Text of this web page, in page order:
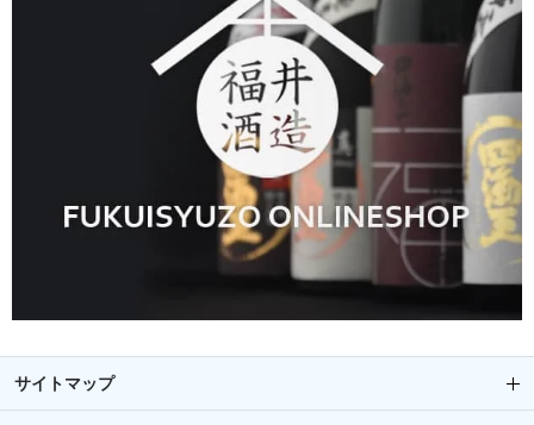
サイトマップ